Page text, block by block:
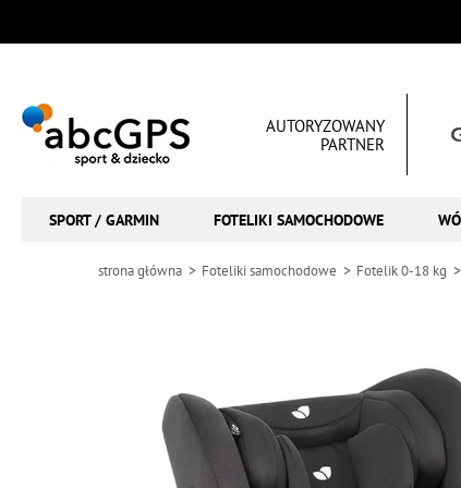
AUTORYZOWANY
PARTNER
SPORT / GARMIN FOTELIKI SAMOCHODOWE
strona główna Foteliki samochodowe Fotelik 0-18 kg